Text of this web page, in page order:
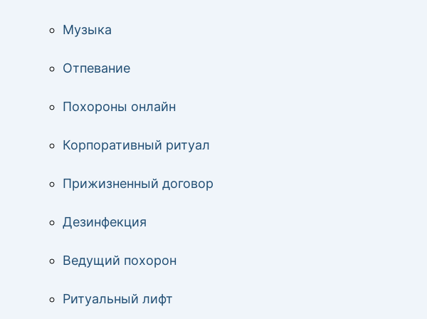
Музыка
Отпевание
Похороны онлайн
Корпоративный ритуал
Прижизненный договор
Дезинфекция
Ведущий похорон
Ритуальный лифт